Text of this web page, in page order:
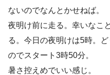
ないのでなんとかせねば。
夜明け前に走る。幸いなこ
る。今日の夜明けは5時。
のでスタート3時50分。
暑さ控えめでいい感じ。